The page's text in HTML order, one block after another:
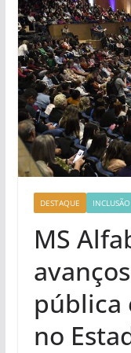
DESTAQUE INCLUSÃO
MS
pública
no